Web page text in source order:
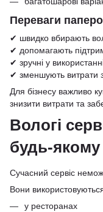
Переваги
✔ швидко вбирають
✔ допомагають
✔ зручні у
✔ зменшують витрати
Для бізнесу важливо
знизити витрати та
Вологі
будь-
Сучасний сервіс
Вони
у ресторанах